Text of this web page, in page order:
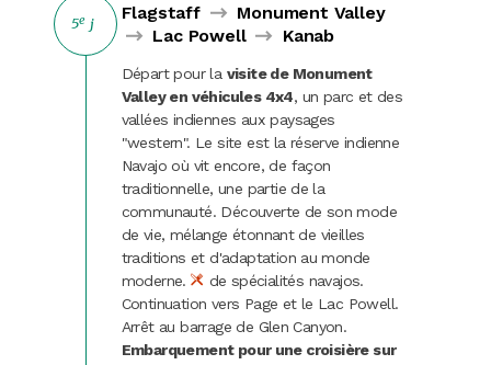
5e j
Flagstaff
Monument Valley
Lac Powell
Kanab
Départ pour la visite de Monument
Valley en véhicules 4x4, un parc et des
vallées indiennes aux paysages
"western". Le site est la réserve indienne
Navajo où vit encore, de façon
traditionnelle, une partie de la
communauté. Découverte de son mode
de vie, mélange étonnant de vieilles
traditions et d'adaptation au monde
moderne.
de spécialités navajos.
Continuation vers Page et le Lac Powell.
Arrêt au barrage de Glen Canyon.
Embarquement pour une croisière sur